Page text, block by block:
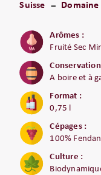
Suisse Domaine
Arômes :
Fruité Sec
A boire et à
Format :
0,75 l
Cépages :
100%
Culture :